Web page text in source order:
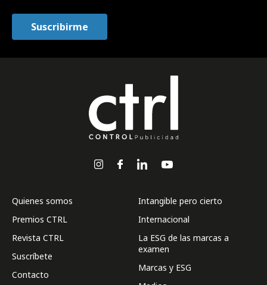
Quienes somos
Premios CTRL
Revista CTRL
Suscríbete
Contacto
Intangible pero cierto
Internacional
La ESG de las marcas a
examen
Marcas y ESG